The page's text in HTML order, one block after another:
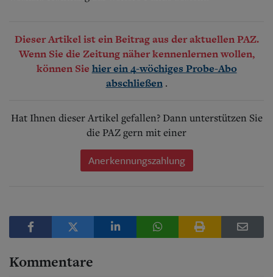
Dieser Artikel ist ein Beitrag aus der aktuellen PAZ.
Wenn Sie die Zeitung näher kennenlernen wollen,
können Sie hier ein 4-wöchiges Probe-Abo
abschließen .
Hat Ihnen dieser Artikel gefallen? Dann unterstützen Sie
die PAZ gern mit einer
Anerkennungszahlung
Kommentare